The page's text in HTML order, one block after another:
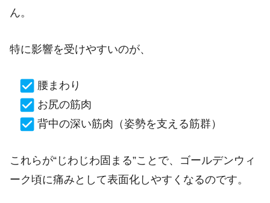
ん。
特に影響を受けやすいのが、
腰まわり
お尻の筋肉
背中の深い筋肉（姿勢を支える筋群）
これらが“じわじわ固まる”ことで、ゴールデンウィ
ーク頃に痛みとして表面化しやすくなるのです。